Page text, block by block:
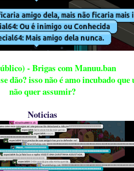
- Brigas com Manuu.ban
dão? isso não é amo incubado
não quer assumir?
Noticias